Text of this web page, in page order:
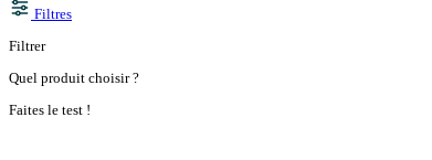
Filtres
Filtrer
Quel produit choisir ?
Faites le test !